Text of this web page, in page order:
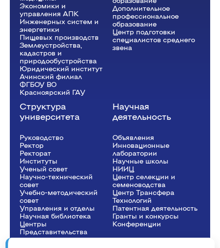
Экономики и
управления АПК
Инженерных систем и
энергетики
Пищевых производств
Землеустройства,
кадастров и
природообустройства
Юридический институт
Ачинский филиал
ФГБОУ ВО
Красноярский ГАУ
Дополнительное
профессиональное
образование
Центр подготовки
специалистов среднего
звена
Структура
университета
Руководство
Ректор
Рeкторат
Институты
Ученый совет
Научно-технический
совет
Учебно-методический
совет
Управления и отделы
Научная библиотека
Центры
Представительства
Научная
деятельность
Объявления
Инновационные
лаборатории
Научные школы
НИИЦ
Центр селекции и
семеноводства
Центр Трансфера
Технологий
Патентная деятельность
Гранты и конкурсы
Конференции